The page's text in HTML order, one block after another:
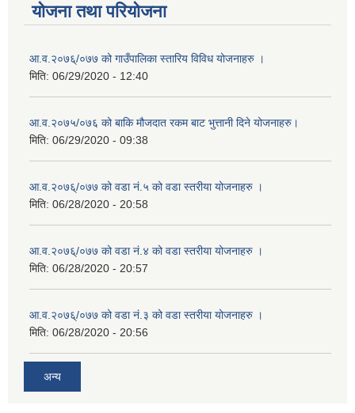
योजना तथा परियोजना
आ.व.२०७६्/०७७ को गाउँपालिका स्तारिय विविध योजनाहरु ।
मिति: 06/29/2020 - 12:40
आ.व.२०७५/०७६ को बाकि मौजदात रकम बाट भुत्तानी दिने योजनाहरु।
मिति: 06/29/2020 - 09:38
आ.व.२०७६्/०७७ को वडा नं.५ को वडा स्तरीया योजनाहरु ।
मिति: 06/28/2020 - 20:58
आ.व.२०७६्/०७७ को वडा नं.४ को वडा स्तरीया योजनाहरु ।
मिति: 06/28/2020 - 20:57
आ.व.२०७६्/०७७ को वडा नं.३ को वडा स्तरीया योजनाहरु ।
मिति: 06/28/2020 - 20:56
अन्य